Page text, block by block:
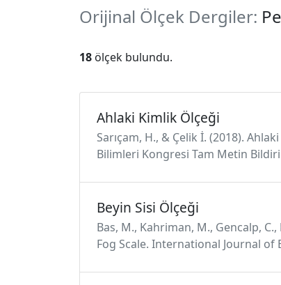
Orijinal Ölçek Dergiler:
18 ölçek bulundu.
Ahlaki Kimlik Ölçeği
Sarıçam, H., & Çelik İ. (2018).
Bilimleri Kongresi Tam Metin Bildiri
Beyin Sisi Ölçeği
Bas, M., Kahriman, M., Gencalp,
Fog Scale. International Journal of